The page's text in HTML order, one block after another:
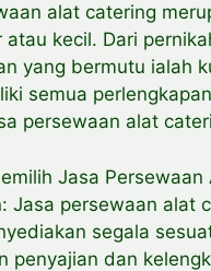
alat catering
atau kecil. Dari
yang bermutu ialah
semua
persewaan alat
Jasa Persewaan
Jasa persewaan alat
segala
penyajian dan